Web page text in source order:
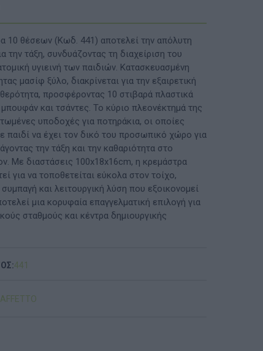
Ιδέες για το Πάσχα
Καλοκαιρινές Επιλογές
ΙΔΈΕΣ ΓΙΑ ΒΆΠΤΙΣΗ
ΠΡΟΤΆΣΕΙΣ ΈΩΣ 20€
ΑΝΑΜΝΗΣΤΙΚΆ ΚΑΙ ΒΙΒΛΊΑ/ΈΝΤΥΠΑ ΣΧΟΛΙΚΏΝ
ΕΠΙΤΡΟΠΏΝ & ΣΧΟΛΙΚΏΝ ΜΟΝΆΔΩΝ
Έντυπα-Βιβλία Παιδικών Σταθμων
Έντυπα-Βιβλία Νηπιαγωγείων
Έντυπα-Βιβλία Δημοτικών
'Έντυπα-Βιβλία ΙΕΚ
10 θέσεων (Κωδ. 441) αποτελεί την απόλυτη
την τάξη, συνδυάζοντας τη διαχείριση του
υγιεινή των παιδιών. Κατασκευασμένη
μασίφ ξύλο, διακρίνεται για την εξαιρετική
προσφέροντας 10 στιβαρά πλαστικά
μπουφάν και τσάντες. Το κύριο πλεονέκτημά της
υποδοχές για ποτηράκια, οι οποίες
παιδί να έχει τον δικό του προσωπικό χώρο για
την τάξη και την καθαριότητα στο
Με διαστάσεις 100x18x16cm, η κρεμάστρα
για να τοποθετείται εύκολα στον τοίχο,
και λειτουργική λύση που εξοικονομεί
μια κορυφαία επαγγελματική επιλογή για
σταθμούς και κέντρα δημιουργικής
441